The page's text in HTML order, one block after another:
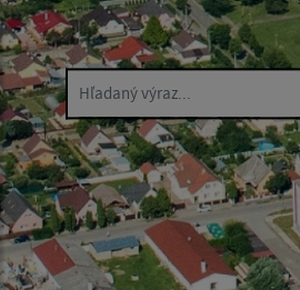
Hľadaný výraz...